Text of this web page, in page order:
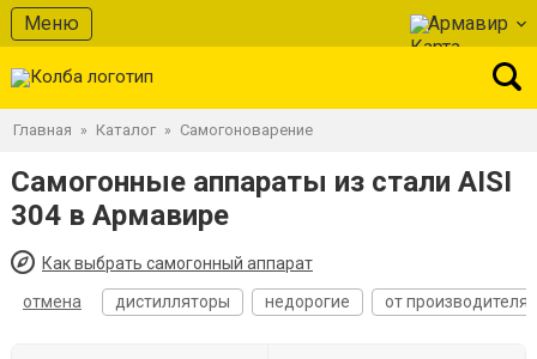
Меню Армавир
Главная » Каталог » Самогоноварение
Самогонные аппараты из стали AISI
304 в Армавире
Как выбрать самогонный аппарат
отмена
дистилляторы недорогие от производителя